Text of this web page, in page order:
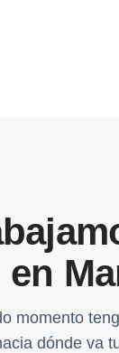
en
momento
dónde va